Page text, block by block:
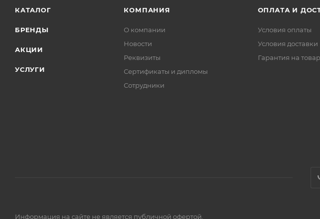
КАТАЛОГ
БРЕНДЫ
АКЦИИ
УСЛУГИ
КОМПАНИЯ
О компании
Новости
Реквизиты
Сертификаты и дипломы
Сотрудники
ОПЛАТА И
Условия оплаты
Условия доставки
Гарантия на товар
Информация на сайте не является публичной офертой.